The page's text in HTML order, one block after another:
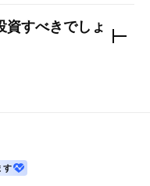
資すべきでしょ
す